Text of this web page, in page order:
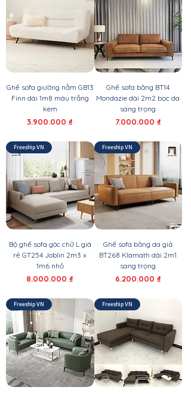
Ghế sofa giường nằm GB13
Finn dài 1m8 màu trắng
kem
Giá
3.900.000 ₫
Ghế sofa băng BT14
Mondazie dài 2m2 bọc da
sang trọng
Giá
7.000.000 ₫
Freeship VN
Bộ ghế sofa góc chữ L giá
rẻ GT254 Joblin 2m3 x
1m6 nhỏ
Giá
8.000.000 ₫
Freeship VN
Ghế sofa băng da giả
BT268 Klamath dài 2m1
sang trọng
Giá
6.200.000 ₫
Freeship VN Freeship VN